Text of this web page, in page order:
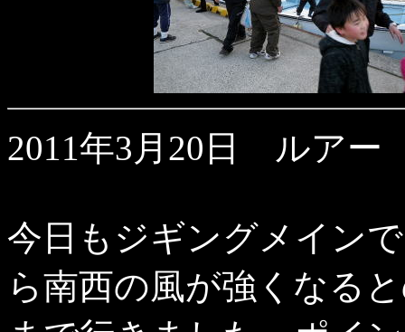
2011年3月20日 ルアー
今日もジギングメイン
ら南西の風が強くなる